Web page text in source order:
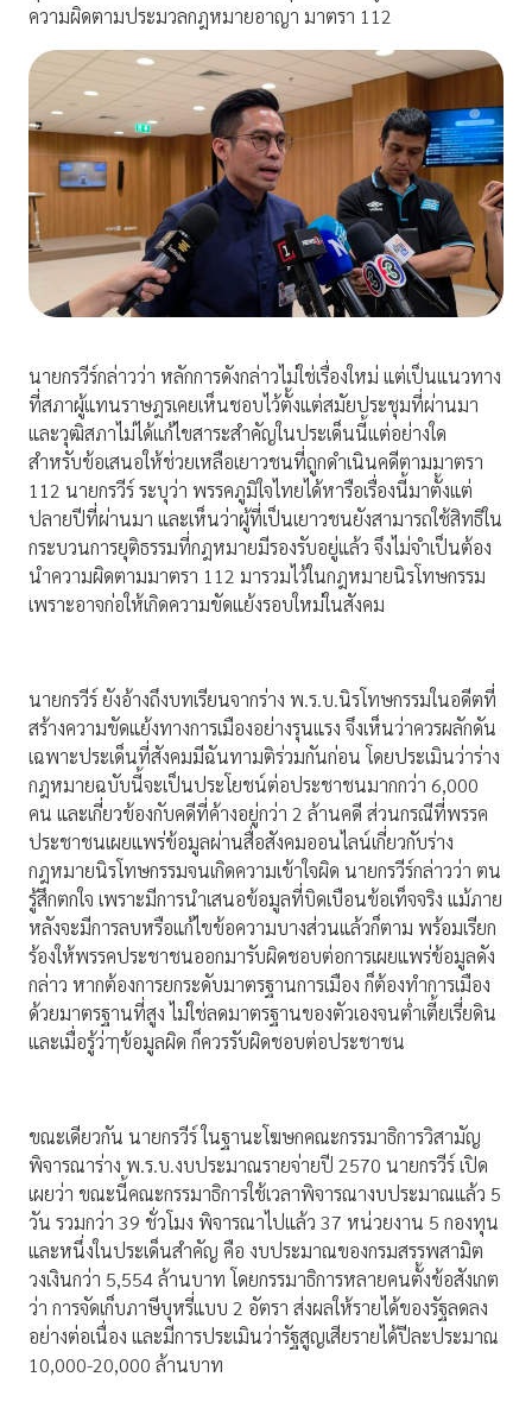
ความผิดตามประมวลกฎหมายอาญา มาตรา 112
นายกรวีร์กล่าวว่า หลักการดังกล่าวไม่ใช่เรื่องใหม่ แต่เป็นแนวทาง
ที่สภาผู้แทนราษฎรเคยเห็นชอบไว้ตั้งแต่สมัยประชุมที่ผ่านมา
และวุฒิสภาไม่ได้แก้ไขสาระสำคัญในประเด็นนี้แต่อย่างใด
สำหรับข้อเสนอให้ช่วยเหลือเยาวชนที่ถูกดำเนินคดีตามมาตรา
112 นายกรวีร์ ระบุว่า พรรคภูมิใจไทยได้หารือเรื่องนี้มาตั้งแต่
ปลายปีที่ผ่านมา และเห็นว่าผู้ที่เป็นเยาวชนยังสามารถใช้สิทธิใน
กระบวนการยุติธรรมที่กฎหมายมีรองรับอยู่แล้ว จึงไม่จำเป็นต้อง
นำความผิดตามมาตรา 112 มารวมไว้ในกฎหมายนิรโทษกรรม
เพราะอาจก่อให้เกิดความขัดแย้งรอบใหม่ในสังคม
นายกรวีร์ ยังอ้างถึงบทเรียนจากร่าง พ.ร.บ.นิรโทษกรรมในอดีตที่
สร้างความขัดแย้งทางการเมืองอย่างรุนแรง จึงเห็นว่าควรผลักดัน
เฉพาะประเด็นที่สังคมมีฉันทามติร่วมกันก่อน โดยประเมินว่าร่าง
กฎหมายฉบับนี้จะเป็นประโยชน์ต่อประชาชนมากกว่า 6,000
คน และเกี่ยวข้องกับคดีที่ค้างอยู่กว่า 2 ล้านคดี ส่วนกรณีที่พรรค
ประชาชนเผยแพร่ข้อมูลผ่านสื่อสังคมออนไลน์เกี่ยวกับร่าง
กฎหมายนิรโทษกรรมจนเกิดความเข้าใจผิด นายกรวีร์กล่าวว่า ตน
รู้สึกตกใจ เพราะมีการนำเสนอข้อมูลที่บิดเบือนข้อเท็จจริง แม้ภาย
หลังจะมีการลบหรือแก้ไขข้อความบางส่วนแล้วก็ตาม พร้อมเรียก
ร้องให้พรรคประชาชนออกมารับผิดชอบต่อการเผยแพร่ข้อมูลดัง
กล่าว หากต้องการยกระดับมาตรฐานการเมือง ก็ต้องทำการเมือง
ด้วยมาตรฐานที่สูง ไม่ใช่ลดมาตรฐานของตัวเองจนต่ำเตี้ยเรี่ยดิน
และเมื่อรู้ว่าๅข้อมูลผิด ก็ควรรับผิดชอบต่อประชาชน
ขณะเดียวกัน นายกรวีร์ ในฐานะโฆษกคณะกรรมาธิการวิสามัญ
พิจารณาร่าง พ.ร.บ.งบประมาณรายจ่ายปี 2570 นายกรวีร์ เปิด
เผยว่า ขณะนี้คณะกรรมาธิการใช้เวลาพิจารณางบประมาณแล้ว 5
วัน รวมกว่า 39 ชั่วโมง พิจารณาไปแล้ว 37 หน่วยงาน 5 กองทุน
และหนึ่งในประเด็นสำคัญ คือ งบประมาณของกรมสรรพสามิต
วงเงินกว่า 5,554 ล้านบาท โดยกรรมาธิการหลายคนตั้งข้อสังเกต
ว่า การจัดเก็บภาษีบุหรี่แบบ 2 อัตรา ส่งผลให้รายได้ของรัฐลดลง
อย่างต่อเนื่อง และมีการประเมินว่ารัฐสูญเสียรายได้ปีละประมาณ
10,000-20,000 ล้านบาท